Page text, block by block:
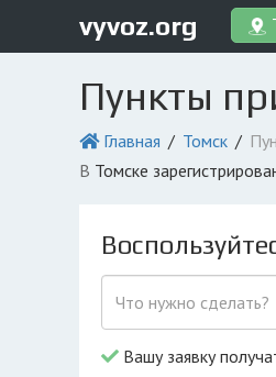
vyvoz.org
Пункты
Главная Томск
в Томске
Вашу заявку